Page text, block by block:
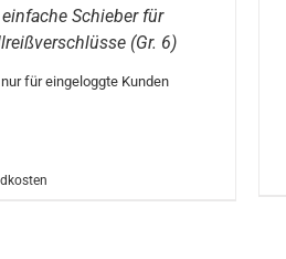
Schieber für
(Gr. 6)
für eingeloggte Kunden